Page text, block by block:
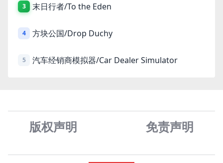
3 末日行者/To the Eden
4 方块公国/Drop Duchy
5 汽车经销商模拟器/Car Dealer Simulator
版权声明 免责声明